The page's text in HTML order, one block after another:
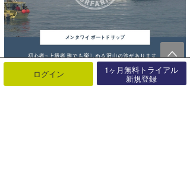
ログイン 1ヶ月無料トライアル
新規登録